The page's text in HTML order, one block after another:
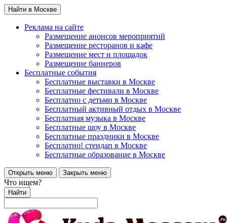
Найти в Москве
Реклама на сайте
Размещение анонсов мероприятий
Размещение ресторанов и кафе
Размещение мест и площадок
Размещение баннеров
Бесплатные события
Бесплатные выставки в Москве
Бесплатные фестивали в Москве
Бесплатно с детьми в Москве
Бесплатный активный отдых в Москве
Бесплатная музыка в Москве
Бесплатные шоу в Москве
Бесплатные праздники в Москве
Бесплатно! стендап в Москве
Бесплатные образование в Москве
Открыть меню Закрыть меню
Что ищем?
Найти